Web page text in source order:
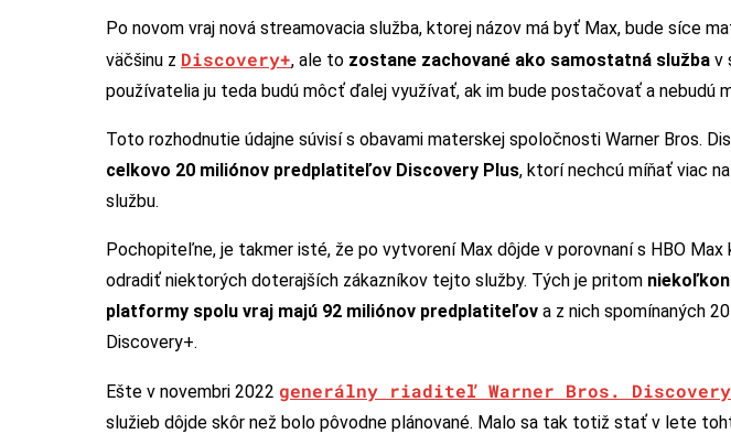
Po novom vraj nová streamovacia služba, ktorej názov má byť Max, bude síce
väčšinu z Discovery+, ale to zostane zachované ako samostatná služba v
používatelia ju teda budú môcť ďalej využívať, ak im bude postačovať a nebudú
Toto rozhodnutie údajne súvisí s obavami materskej spoločnosti Warner Bros.
celkovo 20 miliónov predplatiteľov Discovery Plus, ktorí nechcú míňať viac
službu.
Pochopiteľne, je takmer isté, že po vytvorení Max dôjde v porovnaní s HBO Max
odradiť niektorých doterajších zákazníkov tejto služby. Tých je pritom
platformy spolu vraj majú 92 miliónov predplatiteľov a z nich spomínaných
Discovery+.
Ešte v novembri 2022 generálny riaditeľ Warner Bros.
služieb dôjde skôr než bolo pôvodne plánované. Malo sa tak totiž stať v lete